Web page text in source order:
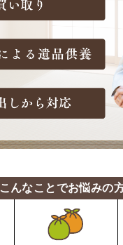
こんなことでお悩みの